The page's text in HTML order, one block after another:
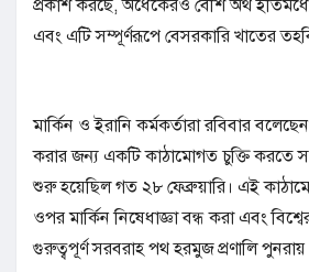
প্রকাশ করছে, অর্ধেকেরও বেশি অর্থ
এবং এটি সম্পূর্ণরূপে বেসরকারি খাতের
মার্কিন ও ইরানি কর্মকর্তারা রবিবার
করার জন্য একটি কাঠামোগত চুক্তি করতে
শুরু হয়েছিল গত ২৮ ফেব্রুয়ারি। এই
ওপর মার্কিন নিষেধাজ্ঞা বন্ধ করা এবং
গুরুত্বপূর্ণ সরবরাহ পথ হরমুজ প্রণালি